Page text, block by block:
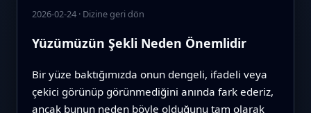
2026-02-24· Dizine geri dön
Yüzümüzün Şekli Neden Önemlidir
Bir yüze baktığımızda onun dengeli, ifadeli veya
çekici görünüp görünmediğini anında fark ederiz,
ancak bunun neden böyle olduğunu tam olarak